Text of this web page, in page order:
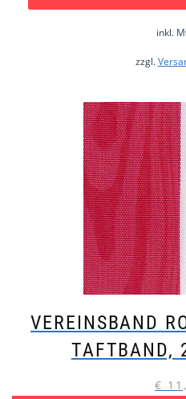
inkl.
zzgl.
VEREINSBAND
AFTBAND,
€